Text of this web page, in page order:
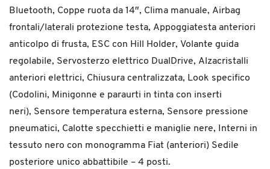
Bluetooth, Coppe ruota da 14″, Clima manuale, Airbag
frontali/laterali protezione testa, Appoggiatesta anteriori
anticolpo di frusta, ESC con Hill Holder, Volante guida
regolabile, Servosterzo elettrico DualDrive, Alzacristalli
anteriori elettrici, Chiusura centralizzata, Look specifico
(Codolini, Minigonne e paraurti in tinta con inserti
neri), Sensore temperatura esterna, Sensore pressione
pneumatici, Calotte specchietti e maniglie nere,
Interni in
tessuto nero con monogramma Fiat (anteriori) Sedile
posteriore unico abbattibile – 4 posti.